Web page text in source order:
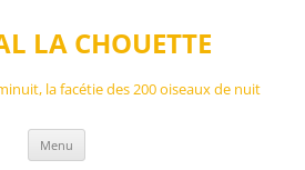
LA CHOUETTE
la facétie des 200 oiseaux de nuit
Menu